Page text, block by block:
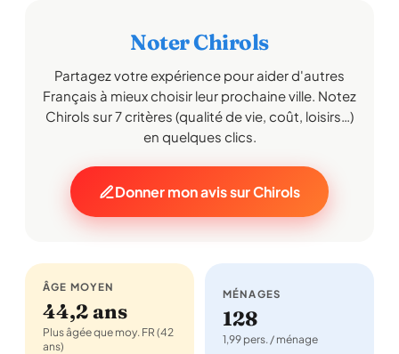
Noter Chirols
Partagez votre expérience pour aider d'autres
Français à mieux choisir leur prochaine ville. Notez
Chirols sur 7 critères (qualité de vie, coût, loisirs…)
en quelques clics.
Donner mon avis sur Chirols
ÂGE MOYEN
44,2 ans
Plus âgée que moy. FR (42
ans)
MÉNAGES
128
1,99 pers. / ménage